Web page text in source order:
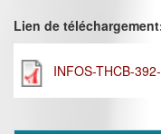
Lien de
INFOS-THCB-